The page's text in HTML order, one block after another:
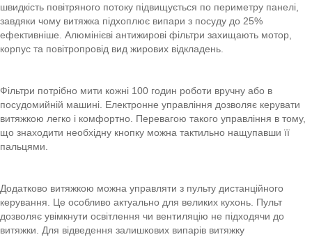
швидкість повітряного потоку підвищується по периметру панелі,
завдяки чому витяжка підхоплює випари з посуду до 25%
ефективніше. Алюмінієві антижирові фільтри захищають мотор,
корпус та повітропровід вид жирових відкладень.
Фільтри потрібно мити кожні 100 годин роботи вручну або в
посудомийній машині. Електронне управління дозволяє керувати
витяжкою легко і комфортно. Перевагою такого управління в тому,
що знаходити необхідну кнопку можна тактильно нащупавши її
пальцями.
Додатково витяжкою можна управляти з пульту дистанційного
керування. Це особливо актуально для великих кухонь. Пульт
дозволяє увімкнути освітлення чи вентиляцію не підходячи до
витяжки. Для відведення залишкових випарів витяжку